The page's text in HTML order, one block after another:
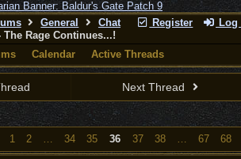
Register Log
General
Chat
The Rage Continues...!
Calendar Active Threads
Next Thread
1 2 … 34 35 36 37 38 … 67 68